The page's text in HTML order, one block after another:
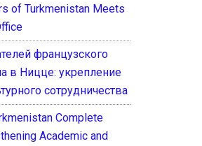
of Turkmenistan Meets
французского
в Ницце: укрепление
сотрудничества
Complete
Academic and